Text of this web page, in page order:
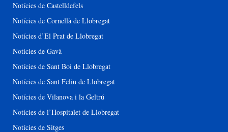
Notícies de Castelldefels
Notícies de Cornellà de Llobregat
Notícies d’El Prat de Llobregat
Notícies de Gavà
Notícies de Sant Boi de Llobregat
Notícies de Sant Feliu de Llobregat
Notícies de Vilanova i la Geltrú
Notícies de l’Hospitalet de Llobregat
Notícies de Sitges